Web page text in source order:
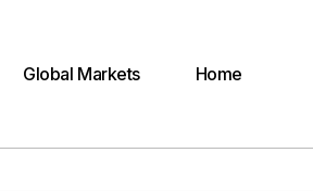
Home
Global Markets